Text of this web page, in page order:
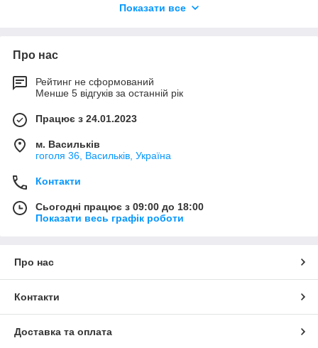
Компанія "БериСтрой" працює з 2008 року.
Вхідні та міжкімнатні двері.
Вікна металопластикові (білі та ламіновані)
Фурнітура віконна та дверна.
Жалюзі вертикальні та горизонтальні.
Ролети тканинні, день і ніч.
Ворота розпашні та відкатні.
Двері на будь-який смак і колір
Велика складська програма.
Показати все
Про нас
Рейтинг не сформований
Менше 5 відгуків за останній рік
Працює з 24.01.2023
м. Васильків
гоголя 36, Васильків, Україна
Контакти
Сьогодні працює з 09:00 до 18:00
Показати весь графік роботи
Про нас
Контакти
Доставка та оплата